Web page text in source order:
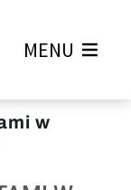
MENU
w